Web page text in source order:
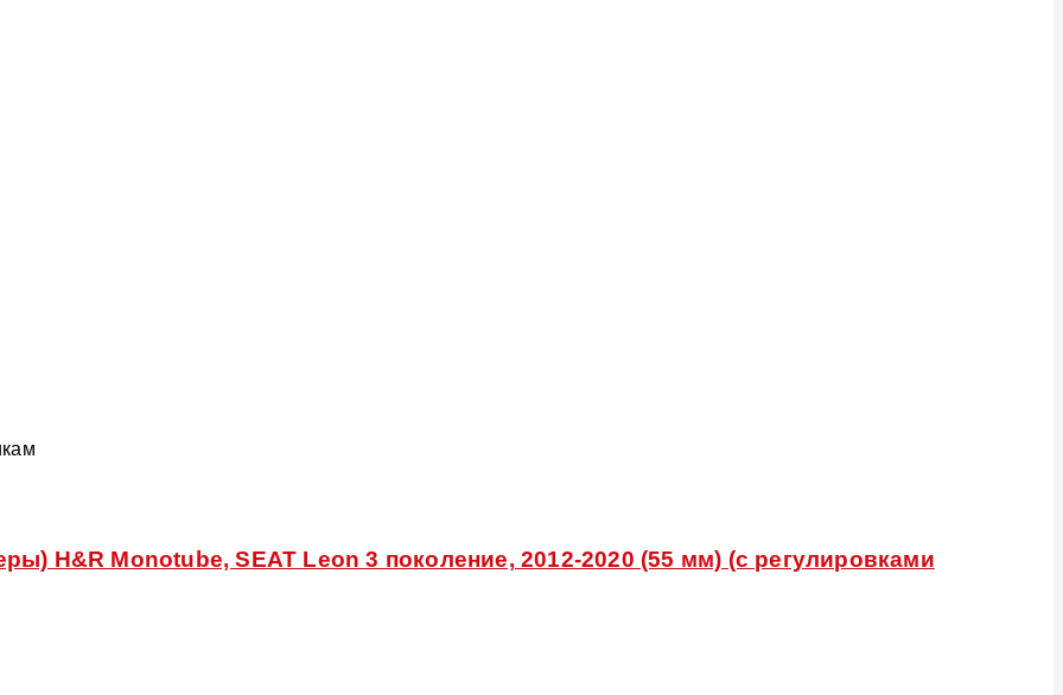
H&R Monotube, SEAT Leon 3 поколение, 2012-2020 (55 мм) (с регулировками